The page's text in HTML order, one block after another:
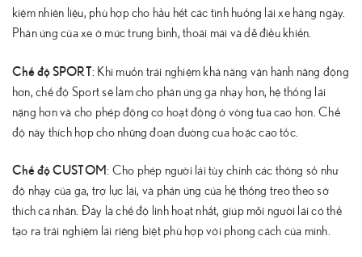
kiệm nhiên liệu, phù hợp cho hầu hết các tình huống lái xe hàng ngày.
Phản ứng của xe ở mức trung bình, thoải mái và dễ điều khiển.
Chế độ SPORT: Khi muốn trải nghiệm khả năng vận hành năng động
hơn, chế độ Sport sẽ làm cho phản ứng ga nhạy hơn, hệ thống lái
nặng hơn và cho phép động cơ hoạt động ở vòng tua cao hơn. Chế
độ này thích hợp cho những đoạn đường cua hoặc cao tốc.
Chế độ CUSTOM: Cho phép người lái tùy chỉnh các thông số như
độ nhạy của ga, trợ lực lái, và phản ứng của hệ thống treo theo sở
thích cá nhân. Đây là chế độ linh hoạt nhất, giúp mỗi người lái có thể
tạo ra trải nghiệm lái riêng biệt phù hợp với phong cách của mình.